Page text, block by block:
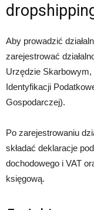
Aby prowadzić
zarejestrować
Urzędzie
Identyfikacji
Gospodarczej).
Po zarejestrowaniu
składać deklaracje
dochodowego i VAT
księgową.